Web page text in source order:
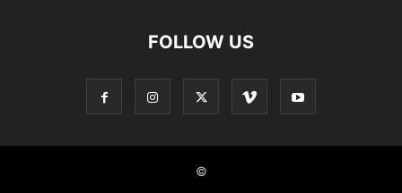
FOLLOW US
©